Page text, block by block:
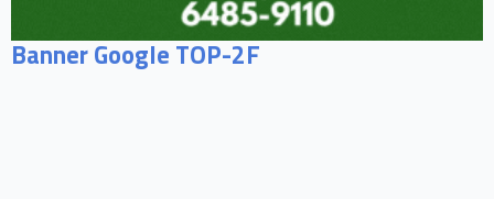
Banner Google TOP-2F